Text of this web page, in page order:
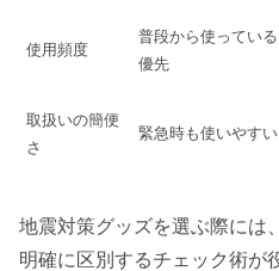
使用頻度
普段から使ってい
優先
取扱いの簡便
さ
緊急時も使いやすい
地震対策グッズを選ぶ際には
明確に区別するチェック術が